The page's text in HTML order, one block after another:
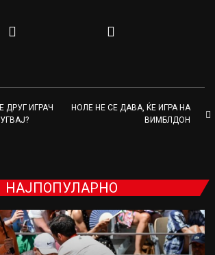
ДРУГ ИГРАЧ
НОЛЕ НЕ СЕ ДАВА, ЌЕ ИГРА НА
ВИМБЛДОН
НАЈПОПУЛАРНО